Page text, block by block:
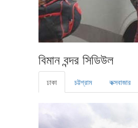
বিমান বন্দর সিডিউল
ঢাকা চট্টগ্রাম কক্সবাজার